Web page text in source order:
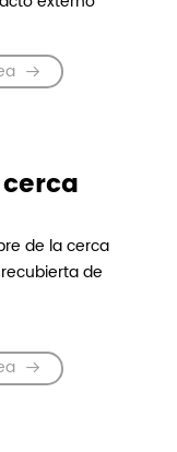
de la cerca
de